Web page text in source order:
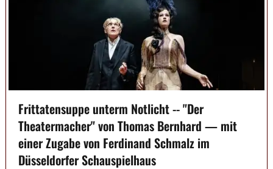
Frittatensuppe unterm Notlicht -- "Der
Theatermacher" von Thomas Bernhard — mit
einer Zugabe von Ferdinand Schmalz im
Düsseldorfer Schauspielhaus